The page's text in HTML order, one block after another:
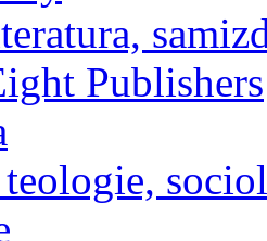
Publishers